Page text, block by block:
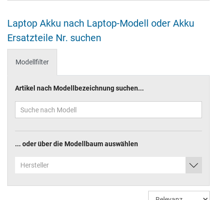
Laptop Akku nach Laptop-Modell oder Akku
Ersatzteile Nr. suchen
Modellfilter
Artikel nach Modellbezeichnung suchen...
... oder über die Modellbaum auswählen
Hersteller